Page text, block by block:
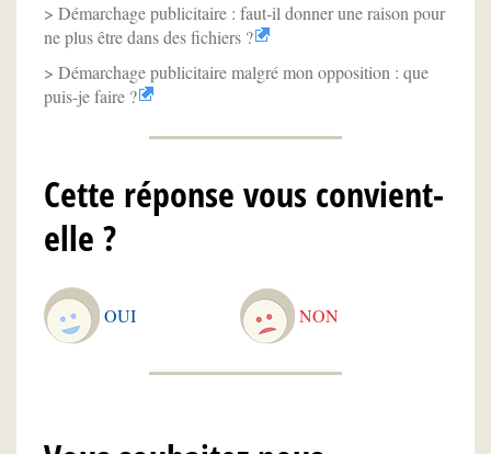
Démarchage publicitaire : faut-il donner une raison pour
ne plus être dans des fichiers ?
Démarchage publicitaire malgré mon opposition : que
puis-je faire ?
Cette réponse vous convient-
elle ?
OUI NON